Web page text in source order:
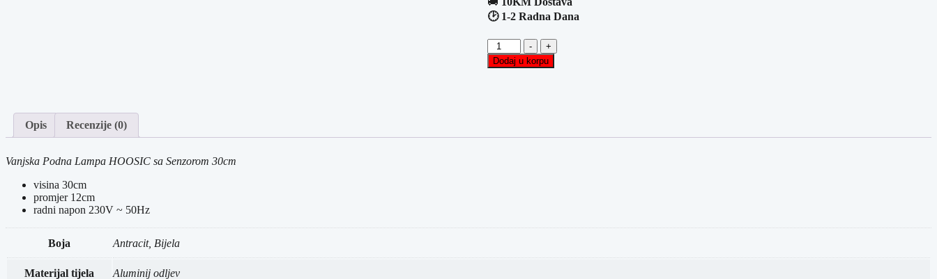
🕑 1-2 Radna Dana
-
Vanjska
Podna
Lampa
+
Dodaj u korpu
Opis Recenzije (0)
Vanjska Podna Lampa HOOSIC sa Senzorom 30cm
visina 30cm
promjer 12cm
radni napon 230V ~ 50Hz
Boja Antracit, Bijela
Materijal tijela Aluminij odljev